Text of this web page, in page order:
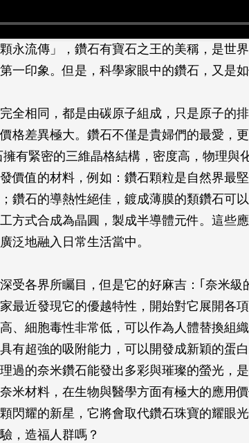
永流傳」，鑽石有寶石之王的美稱，是世
一印象。但是，科學家眼中的鑽石，又是如
全相同，都是由碳原子組成，只是原子的
格差異極大。鑽石不僅是貴婦們的最愛，
有緊密的三維晶格結構，密度高，物理與
價值的材料，例如：鑽石顆粒是自然界最
鑽石的導熱性絕佳，鍍成薄膜的類鑽石可
方式合成為晶圓，製成半導體元件。這些
泛地融入日常生活當中。
受各界所矚目，但是它的好麻吉：｢奈米級
最近發現它的優越特性，開始對它展開各
、細胞毒性非常低，可以作為人體替換組
有超強的吸附能力，可以開發成新穎的蛋
過的奈米鑽石能發出多彩與璀璨的螢光，
米材料，在生物與醫學方面有極大的應用
閃耀的新星，它將會取代鑽石珠寶的耀眼
，造福人群嗎？